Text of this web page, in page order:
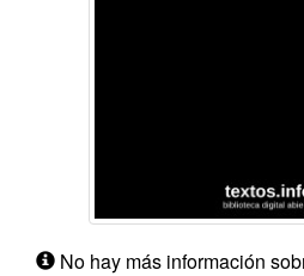
No hay más información